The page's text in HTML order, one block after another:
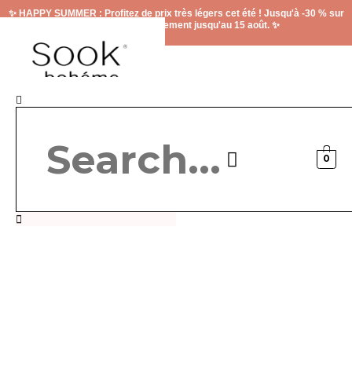
au
✨ HAPPY SUMMER : Profitez de prix très légers cet été ! Jusqu'à -30 % sur
le site, valable uniquement jusqu'au 15 août. ✨
Rechercher
0